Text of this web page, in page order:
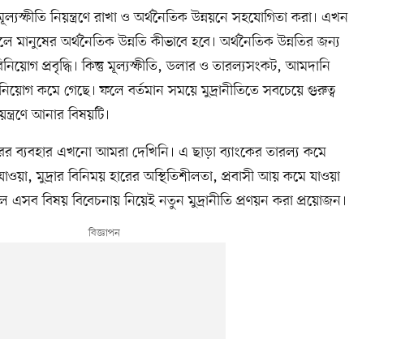
নিয়ন্ত্রণে রাখা ও অর্থনৈতিক উন্নয়নে সহযোগিতা করা। এখন
মানুষের অর্থনৈতিক উন্নতি কীভাবে হবে। অর্থনৈতিক উন্নতির জন্য
প্রবৃদ্ধি। কিন্তু মূল্যস্ফীতি, ডলার ও তারল্যসংকট, আমদানি
কমে গেছে। ফলে বর্তমান সময়ে মুদ্রানীতিতে সবচেয়ে গুরুত্ব
আনার বিষয়টি।
ব্যবহার এখনো আমরা দেখিনি। এ ছাড়া ব্যাংকের তারল্য কমে
মুদ্রার বিনিময় হারের অস্থিতিশীলতা, প্রবাসী আয় কমে যাওয়া
এসব বিষয় বিবেচনায় নিয়েই নতুন মুদ্রানীতি প্রণয়ন করা প্রয়োজন।